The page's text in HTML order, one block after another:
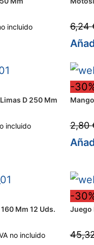
incluido 6,24
D 250 Mm
incluido
-
2,80
Mm 12 Uds.
no incluido
-
Juego